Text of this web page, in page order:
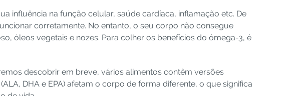
influência na função celular, saúde cardíaca, inflamação etc. De
corretamente. No entanto, o seu corpo não consegue
óleos vegetais e nozes. Para colher os benefícios do ómega-3, é
descobrir em breve, vários alimentos contêm versões
DHA e EPA) afetam o corpo de forma diferente, o que significa